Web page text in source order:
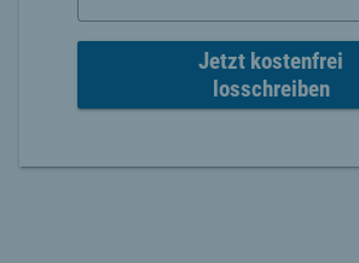
Jetzt kostenfrei
losschreiben